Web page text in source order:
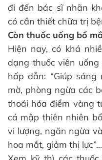
đi đến bác sĩ nhãn
có cần thiết chữa trị
Còn thuốc uống bổ
Hiện nay, có khá
dạng thuốc viên
hấp dẫn: “Giúp
mờ, phòng ngừa các
thoái hóa điểm vàng
cá mập thiên nhiên
vi lượng, ngăn ngừa
hoa mắt, giảm thị lực”...